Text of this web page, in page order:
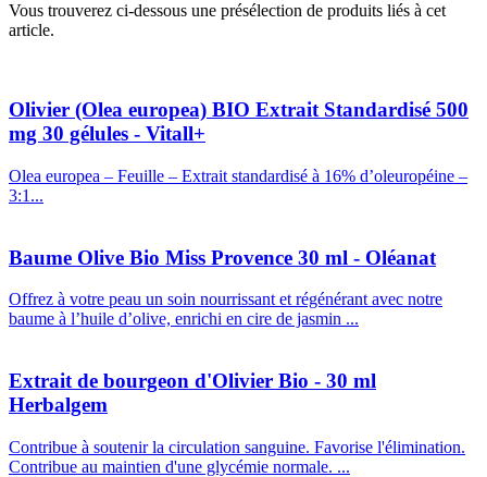
Vous trouverez ci-dessous une présélection de produits liés à cet
article.
Olivier (Olea europea) BIO Extrait Standardisé 500
mg 30 gélules - Vitall+
Olea europea – Feuille – Extrait standardisé à 16% d’oleuropéine –
3:1...
Baume Olive Bio Miss Provence 30 ml - Oléanat
Offrez à votre peau un soin nourrissant et régénérant avec notre
baume à l’huile d’olive, enrichi en cire de jasmin ...
Extrait de bourgeon d'Olivier Bio - 30 ml
Herbalgem
Contribue à soutenir la circulation sanguine. Favorise l'élimination.
Contribue au maintien d'une glycémie normale. ...